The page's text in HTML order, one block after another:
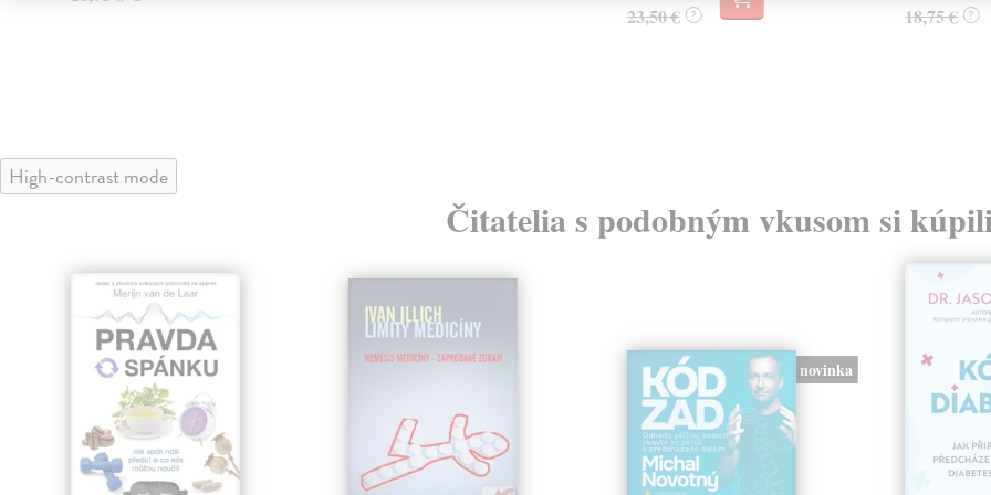
23,50 € ? 18,75 € ?
High-contrast mode
Čitatelia s podobným vkusom si
novinka